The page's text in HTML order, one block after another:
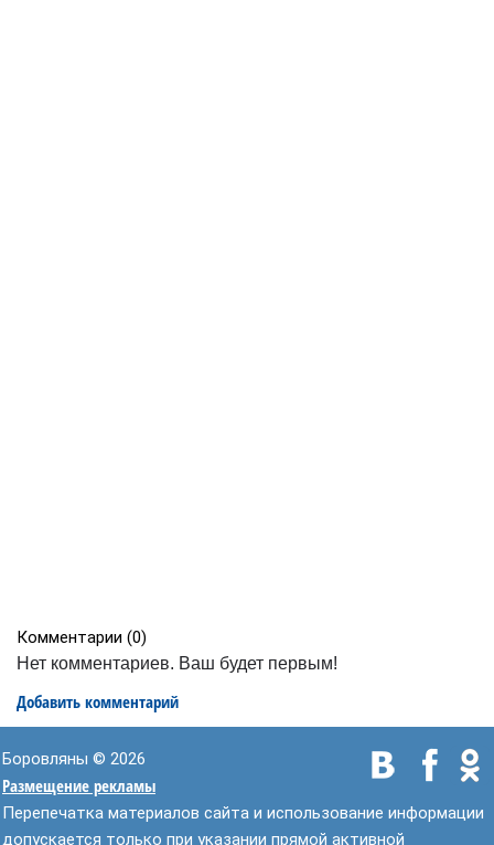
Комментарии (0)
Нет комментариев. Ваш будет первым!
Добавить комментарий
Боровляны © 2026
Размещение рекламы
Перепечатка материалов сайта и использование информации
допускается только при указании прямой активной